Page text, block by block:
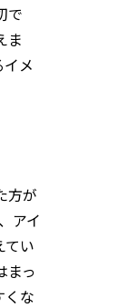
で
ま
メ
方が
アイ
てい
まっ
くな